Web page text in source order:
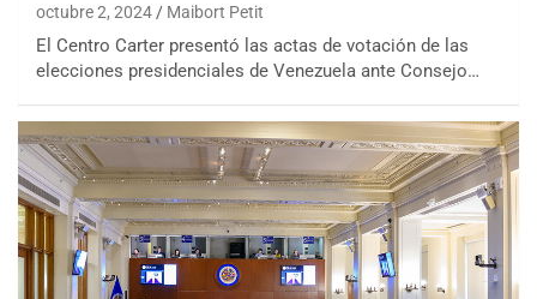
octubre 2, 2024 Maibort Petit
El Centro Carter presentó las actas de votación de las
elecciones presidenciales de Venezuela ante Consejo…